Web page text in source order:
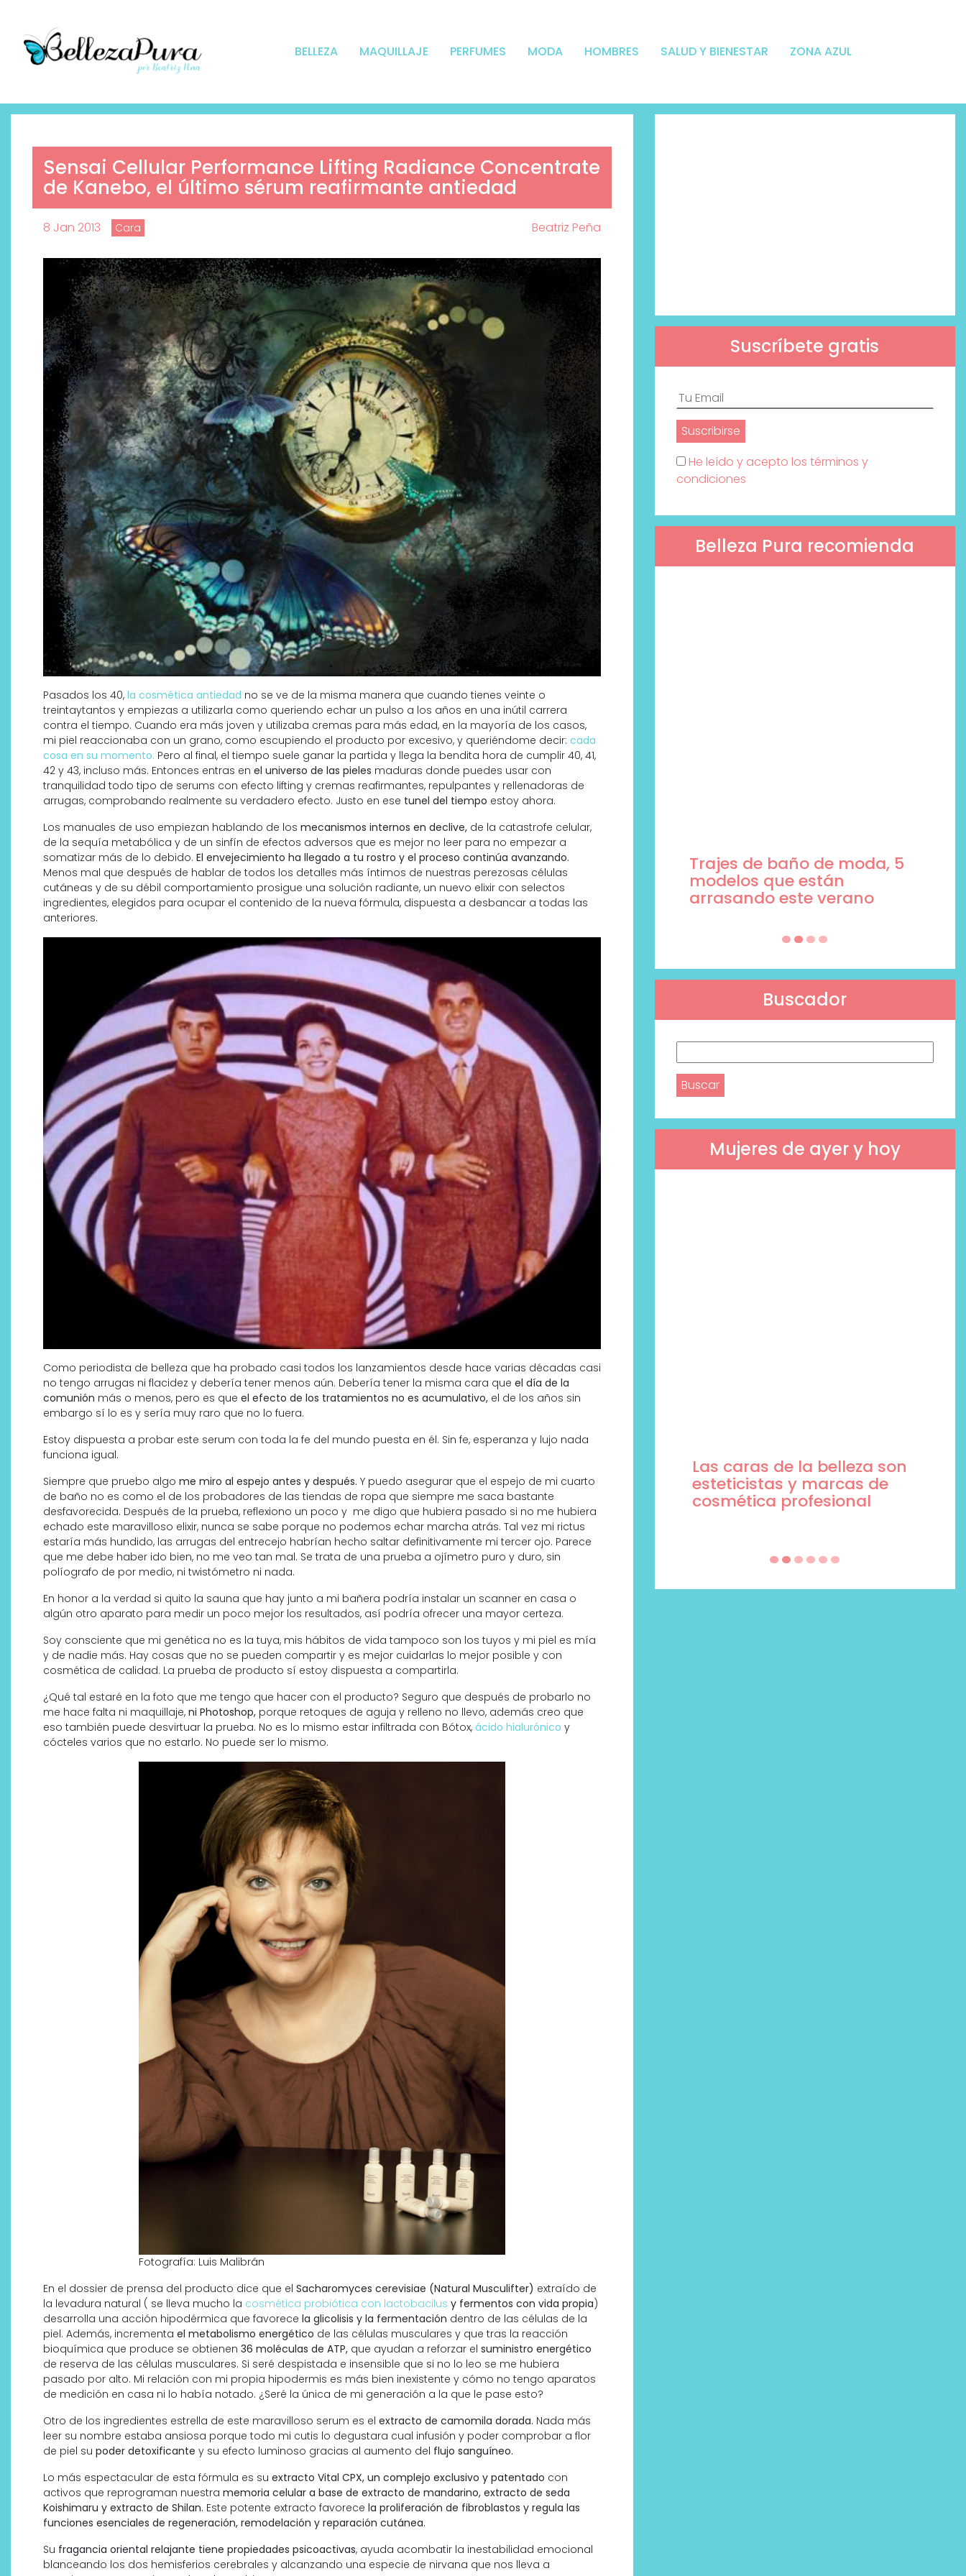
BELLEZA MAQUILLAJE PERFUMES MODA HOMBRES SALUD Y BIENESTAR ZONA AZUL
Sensai Cellular Performance Lifting Radiance Concentrate
de Kanebo, el último sérum reafirmante antiedad
8 Jan 2013 Cara Beatriz Peña
Pasados los 40, la cosmética antiedad no se ve de la misma manera que cuando tienes veinte o
treintaytantos y empiezas a utilizarla como queriendo echar un pulso a los años en una inútil carrera
contra el tiempo. Cuando era más joven y utilizaba cremas para más edad, en la mayoría de los casos,
mi piel reaccionaba con un grano, como escupiendo el producto por excesivo, y queriéndome decir: cada
cosa en su momento. Pero al final, el tiempo suele ganar la partida y llega la bendita hora de cumplir 40, 41,
42 y 43, incluso más. Entonces entras en el universo de las pieles maduras donde puedes usar con
tranquilidad todo tipo de serums con efecto lifting y cremas reafirmantes, repulpantes y rellenadoras de
arrugas, comprobando realmente su verdadero efecto. Justo en ese tunel del tiempo estoy ahora.
Los manuales de uso empiezan hablando de los mecanismos internos en declive, de la catastrofe celular,
de la sequía metabólica y de un sinfín de efectos adversos que es mejor no leer para no empezar a
somatizar más de lo debido. El envejecimiento ha llegado a tu rostro y el proceso continúa avanzando.
Menos mal que después de hablar de todos los detalles más íntimos de nuestras perezosas células
cutáneas y de su débil comportamiento prosigue una solución radiante, un nuevo elixir con selectos
ingredientes, elegidos para ocupar el contenido de la nueva fórmula, dispuesta a desbancar a todas las
anteriores.
Como periodista de belleza que ha probado casi todos los lanzamientos desde hace varias décadas casi
no tengo arrugas ni flacidez y debería tener menos aún. Debería tener la misma cara que el día de la
comunión más o menos, pero es que el efecto de los tratamientos no es acumulativo, el de los años sin
embargo sí lo es y sería muy raro que no lo fuera.
Estoy dispuesta a probar este serum con toda la fe del mundo puesta en él. Sin fe, esperanza y lujo nada
funciona igual.
Siempre que pruebo algo me miro al espejo antes y después. Y puedo asegurar que el espejo de mi cuarto
de baño no es como el de los probadores de las tiendas de ropa que siempre me saca bastante
desfavorecida. Después de la prueba, reflexiono un poco y me digo que hubiera pasado si no me hubiera
echado este maravilloso elixir, nunca se sabe porque no podemos echar marcha atrás. Tal vez mi rictus
estaría más hundido, las arrugas del entrecejo habrían hecho saltar definitivamente mi tercer ojo. Parece
que me debe haber ido bien, no me veo tan mal. Se trata de una prueba a ojímetro puro y duro, sin
políografo de por medio, ni twistómetro ni nada.
En honor a la verdad si quito la sauna que hay junto a mi bañera podría instalar un scanner en casa o
algún otro aparato para medir un poco mejor los resultados, así podría ofrecer una mayor certeza.
Soy consciente que mi genética no es la tuya, mis hábitos de vida tampoco son los tuyos y mi piel es mía
y de nadie más. Hay cosas que no se pueden compartir y es mejor cuidarlas lo mejor posible y con
cosmética de calidad. La prueba de producto sí estoy dispuesta a compartirla.
¿Qué tal estaré en la foto que me tengo que hacer con el producto? Seguro que después de probarlo no
me hace falta ni maquillaje, ni Photoshop, porque retoques de aguja y relleno no llevo, además creo que
eso también puede desvirtuar la prueba. No es lo mismo estar infiltrada con Bótox, ácido hialurónico y
cócteles varios que no estarlo. No puede ser lo mismo.
Fotografía: Luis Malibrán
En el dossier de prensa del producto dice que el Sacharomyces cerevisiae (Natural Musculifter) extraído de
la levadura natural ( se lleva mucho la cosmética probiótica con lactobacilus y fermentos con vida propia)
desarrolla una acción hipodérmica que favorece la glicolisis y la fermentación dentro de las células de la
piel. Además, incrementa el metabolismo energético de las células musculares y que tras la reacción
bioquímica que produce se obtienen 36 moléculas de ATP, que ayudan a reforzar el suministro energético
de reserva de las células musculares. Si seré despistada e insensible que si no lo leo se me hubiera
pasado por alto. Mi relación con mi propia hipodermis es más bien inexistente y cómo no tengo aparatos
de medición en casa ni lo había notado. ¿Seré la única de mi generación a la que le pase esto?
Otro de los ingredientes estrella de este maravilloso serum es el extracto de camomila dorada. Nada más
leer su nombre estaba ansiosa porque todo mi cutis lo degustara cual infusión y poder comprobar a flor
de piel su poder detoxificante y su efecto luminoso gracias al aumento del flujo sanguíneo.
Lo más espectacular de esta fórmula es su extracto Vital CPX, un complejo exclusivo y patentado con
activos que reprograman nuestra memoria celular a base de extracto de mandarino, extracto de seda
Koishimaru y extracto de Shilan. Este potente extracto favorece la proliferación de fibroblastos y regula las
funciones esenciales de regeneración, remodelación y reparación cutánea.
Su fragancia oriental relajante tiene propiedades psicoactivas, ayuda acombatir la inestabilidad emocional
blanceando los dos hemisferios cerebrales y alcanzando una especie de nirvana que nos lleva a
Suscríbete gratis
He leído y acepto los términos y
condiciones
Belleza Pura recomienda
Descubre cómo la cosmética
profesional va desde las
cabinas a tu rutina diaria
Por qué los bálsamos de CBD
tópico se han convertido en
uno de los productos de
bienestar más buscados
Trajes de baño de moda, 5
modelos que están
arrasando este verano
Buscador
Mujeres de ayer y hoy
¿Qué revelan las zapatillas
de Alexia Putellas para Nike
sobre la nueva era del
objeto-artista?
apostando por la cosmética
del bienestar
Las caras de la belleza son
esteticistas y marcas de
cosmética profesional